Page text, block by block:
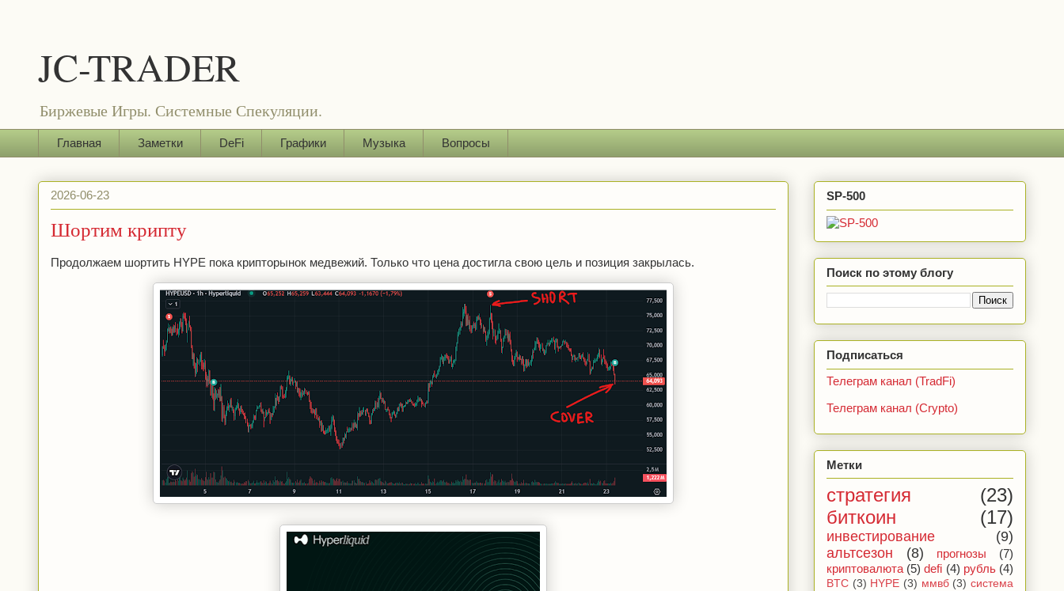
JC-TRADER
Биржевые Игры. Системные Спекуляции.
Главная Заметки DeFi Графики Музыка Вопросы
2026-06-23
Шортим крипту
Продолжаем шортить HYPE пока крипторынок медвежий. Только что цена достигла свою цель и позиция закрылась.
SP-500
Поиск по этому блогу
Подписаться
Телеграм канал (TradFi)
Телеграм канал (Crypto)
Метки
стратегия
(23)
биткоин
(17)
инвестирование
(9)
альтсезон
(8) прогнозы
(7)
криптовалюта (5) defi (4) рубль (4)
BTC (3) HYPE (3) ммвб (3) система